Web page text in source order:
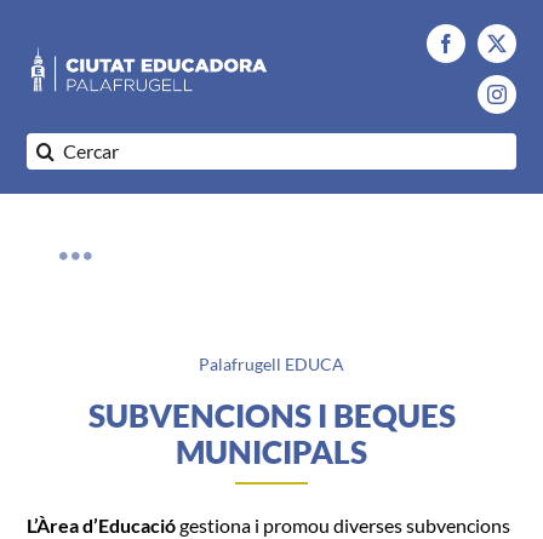
contenido
Buscar:
Navigation
Palafrugell EDUCA
Palafrugell EDUCA
SUBVENCIONS I BEQUES
MUNICIPALS
L’Àrea d’Educaciógestiona i promou diverses subvencions